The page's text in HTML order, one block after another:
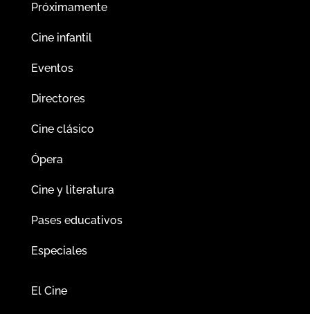
Próximamente
Cine infantil
Eventos
Directores
Cine clásico
Ópera
Cine y literatura
Pases educativos
Especiales
El Cine